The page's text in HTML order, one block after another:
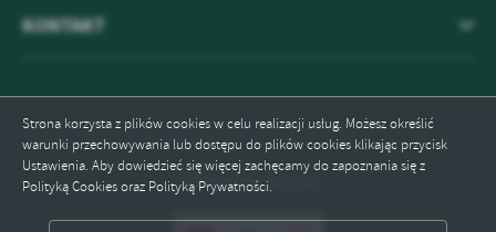
Strona korzysta z plików cookies w celu realizacji usług. Możesz określić
warunki przechowywania lub dostępu do plików cookies klikając przycisk
Ustawienia. Aby dowiedzieć się więcej zachęcamy do zapoznania się z
Polityką Cookies oraz Polityką Prywatności.
KONTAKT
Odwiedzin: 841100